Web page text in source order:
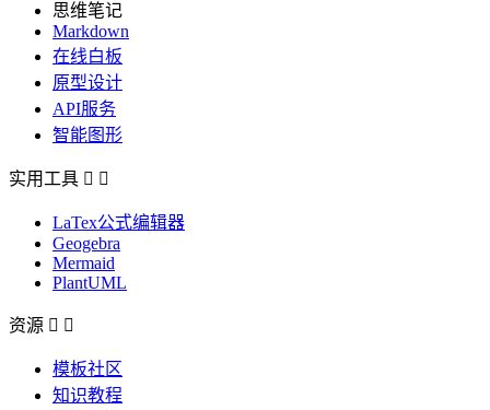
思维笔记
Markdown
在线白板
原型设计
API服务
智能图形
实用工具  
LaTex公式编辑器
Geogebra
Mermaid
PlantUML
资源  
模板社区
知识教程